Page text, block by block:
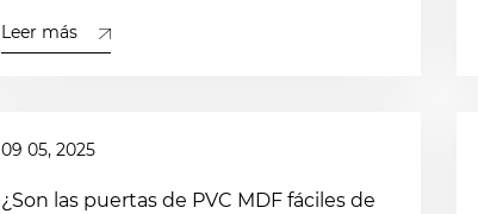
Leer más
09 05, 2025
¿Son las puertas de PVC MDF fáciles de